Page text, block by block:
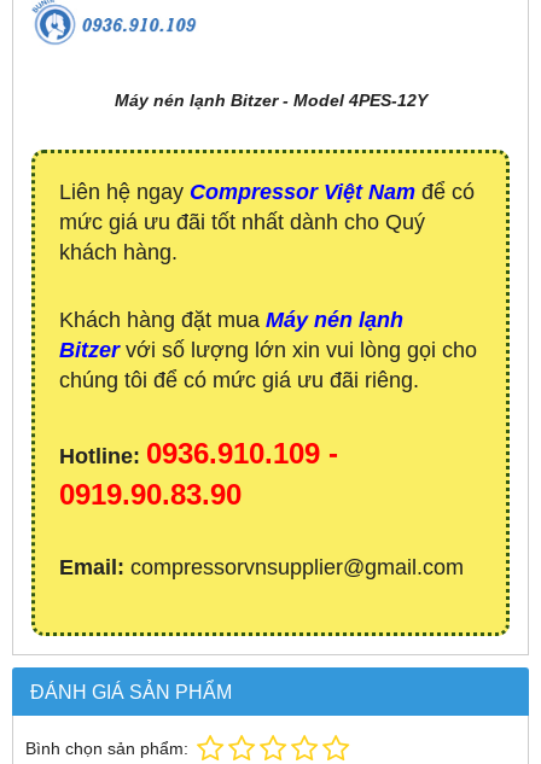
Máy nén lạnh Bitzer - Model 4PES-12Y
Liên hệ ngay Compressor Việt Nam để có
mức giá ưu đãi tốt nhất dành cho Quý
khách hàng.
Khách hàng đặt mua Máy nén lạnh
Bitzer với số lượng lớn xin vui lòng gọi cho
chúng tôi để có mức giá ưu đãi riêng.
Hotline: 0936.910.109 -
0919.90.83.90
Email: compressorvnsupplier@gmail.com
ĐÁNH GIÁ SẢN PHẨM
Bình chọn sản phẩm: